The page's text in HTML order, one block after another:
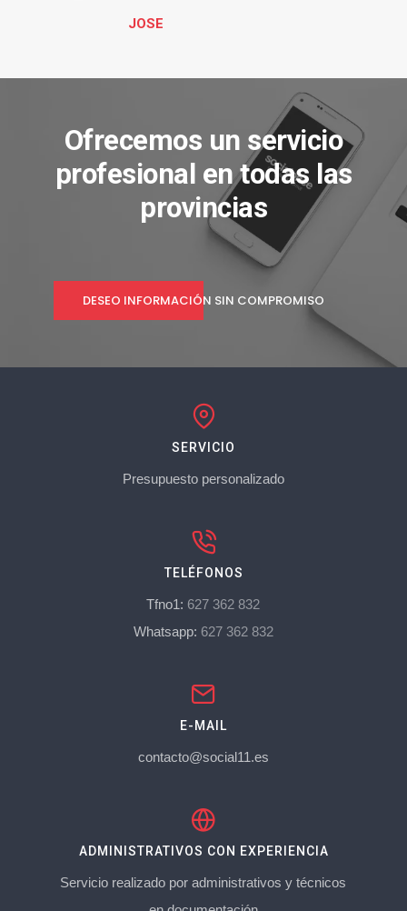
JOSE
Ofrecemos un servicio
profesional en todas las
provincias
DESEO INFORMACIÓN SIN COMPROMISO
SERVICIO
Presupuesto personalizado
TELÉFONOS
Tfno1: 627 362 832
Whatsapp: 627 362 832
E-MAIL
contacto@social11.es
ADMINISTRATIVOS CON EXPERIENCIA
Servicio realizado por administrativos y técnicos